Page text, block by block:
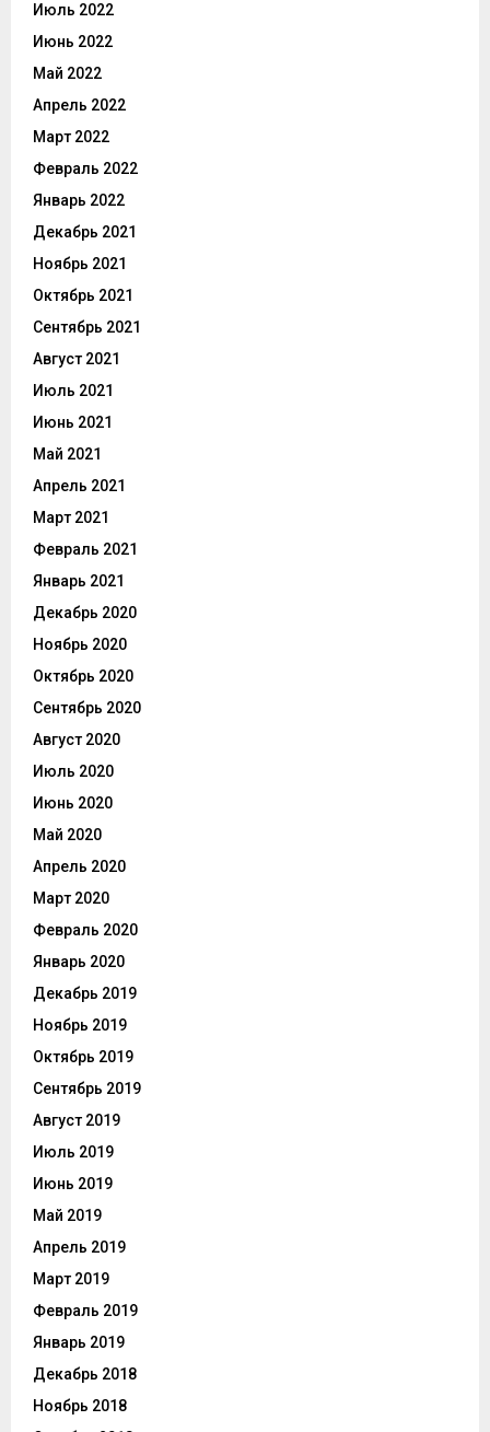
Июль 2022
Июнь 2022
Май 2022
Апрель 2022
Март 2022
Февраль 2022
Январь 2022
Декабрь 2021
Ноябрь 2021
Октябрь 2021
Сентябрь 2021
Август 2021
Июль 2021
Июнь 2021
Май 2021
Апрель 2021
Март 2021
Февраль 2021
Январь 2021
Декабрь 2020
Ноябрь 2020
Октябрь 2020
Сентябрь 2020
Август 2020
Июль 2020
Июнь 2020
Май 2020
Апрель 2020
Март 2020
Февраль 2020
Январь 2020
Декабрь 2019
Ноябрь 2019
Октябрь 2019
Сентябрь 2019
Август 2019
Июль 2019
Июнь 2019
Май 2019
Апрель 2019
Март 2019
Февраль 2019
Январь 2019
Декабрь 2018
Ноябрь 2018